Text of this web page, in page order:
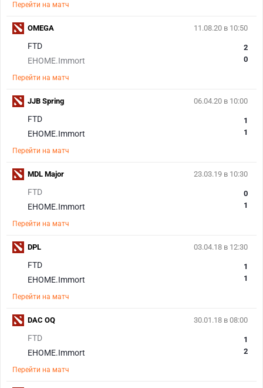
Перейти на матч
11.08.20 в 10:50
FTD
EHOME.Immort
2
0
Перейти на матч
OMEGA
06.04.20 в 10:00
FTD
EHOME.Immort
1
1
Перейти на матч
JJB Spring
23.03.19 в 10:30
FTD
EHOME.Immort
0
1
Перейти на матч
MDL Major
03.04.18 в 12:30
FTD
EHOME.Immort
1
1
Перейти на матч
DPL
30.01.18 в 08:00
FTD
EHOME.Immort
1
2
Перейти на матч
DAC OQ